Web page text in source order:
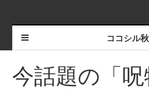
ココシル
今話題の「